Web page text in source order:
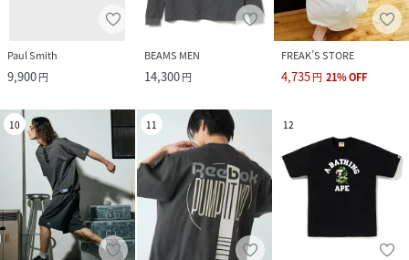
Paul Smith
9,900円
BEAMS MEN
14,300円
FREAK’S STORE
4,735円 21%OFF
10 11 12